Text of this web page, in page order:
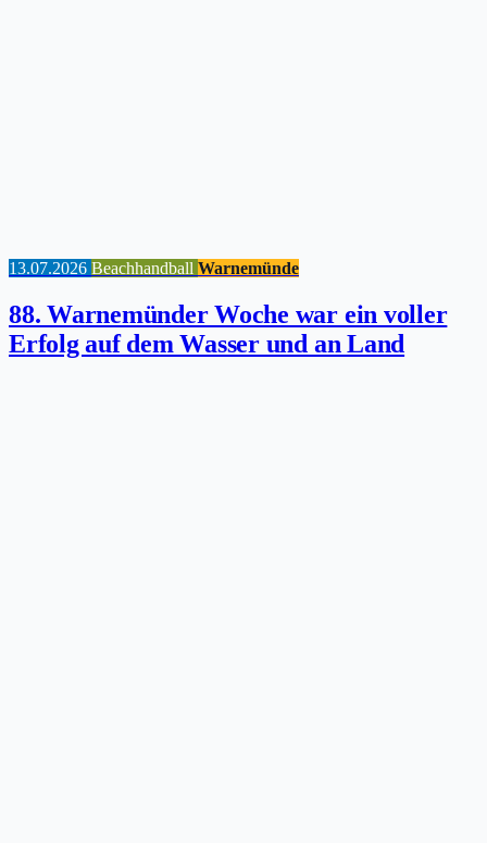
13.07.2026 Beachhandball Warnemünde
88. Warnemünder Woche war ein voller
Erfolg auf dem Wasser und an Land